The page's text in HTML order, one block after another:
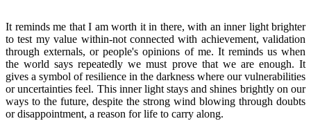
It reminds me that I am worth it in there, with an inner light brighter
to test my value within-not connected with achievement, validation
through externals, or people's opinions of me. It reminds us when
the world says repeatedly we must prove that we are enough. It
gives a symbol of resilience in the darkness where our vulnerabilities
or uncertainties feel. This inner light stays and shines brightly on our
ways to the future, despite the strong wind blowing through doubts
or disappointment, a reason for life to carry along.